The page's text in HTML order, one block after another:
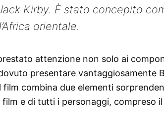
Kirby. È stato concepito
orientale.
attenzione non solo ai
presentare vantaggiosamente
combina due elementi
e di tutti i personaggi, compreso